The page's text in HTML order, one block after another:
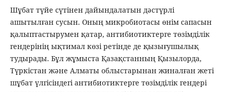
Шұбат түйе сүтінен дайындалатын дәстүрлі
ашытылған сусын. Оның микробиотасы өнім сапасын
қалыптастырумен қатар, антибиотиктерге төзімділік
гендерінің ықтимал көзі ретінде де қызығушылық
тудырады. Бұл жұмыста Қазақстанның Қызылорда,
Түркістан және Алматы облыстарынан жиналған жеті
шұбат үлгісіндегі антибиотиктерге төзімділік гендері